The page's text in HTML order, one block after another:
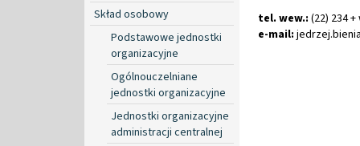
Skład osobowy
Podstawowe jednostki
organizacyjne
Ogólnouczelniane
jednostki organizacyjne
Jednostki organizacyjne
administracji centralnej
tel. wew.: (22) 234
e-mail: jedrzej.